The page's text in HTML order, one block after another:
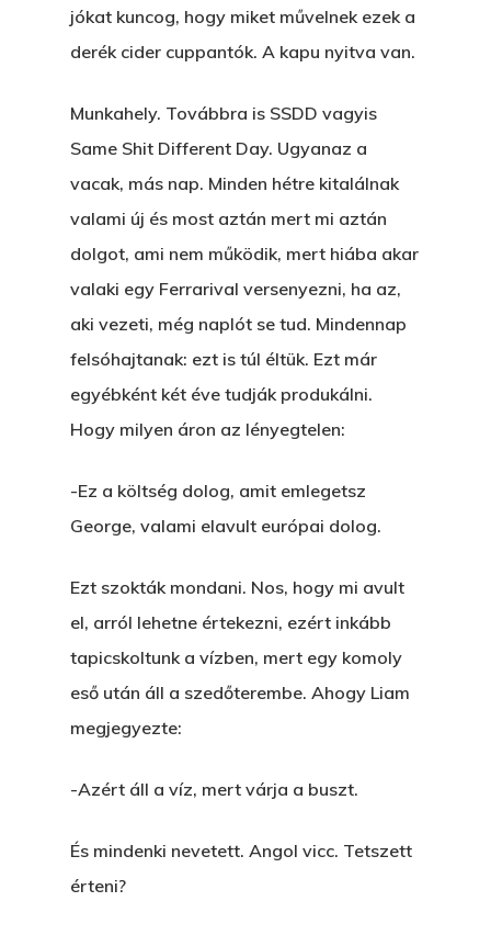
jókat kuncog, hogy miket művelnek ezek a
derék cider cuppantók. A kapu nyitva van.
Munkahely. Továbbra is SSDD vagyis
Same Shit Different Day. Ugyanaz a
vacak, más nap. Minden hétre kitalálnak
valami új és most aztán mert mi aztán
dolgot, ami nem működik, mert hiába akar
valaki egy Ferrarival versenyezni, ha az,
aki vezeti, még naplót se tud. Mindennap
felsóhajtanak: ezt is túl éltük. Ezt már
egyébként két éve tudják produkálni.
Hogy milyen áron az lényegtelen:
-Ez a költség dolog, amit emlegetsz
George, valami elavult európai dolog.
Ezt szokták mondani. Nos, hogy mi avult
el, arról lehetne értekezni, ezért inkább
tapicskoltunk a vízben, mert egy komoly
eső után áll a szedőterembe. Ahogy Liam
megjegyezte:
-Azért áll a víz, mert várja a buszt.
És mindenki nevetett. Angol vicc. Tetszett
érteni?